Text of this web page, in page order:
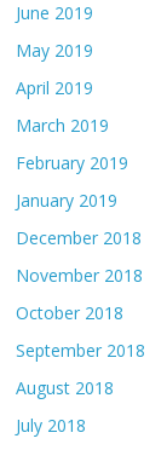
June 2019
May 2019
April 2019
March 2019
February 2019
January 2019
December 2018
November 2018
October 2018
September 2018
August 2018
July 2018